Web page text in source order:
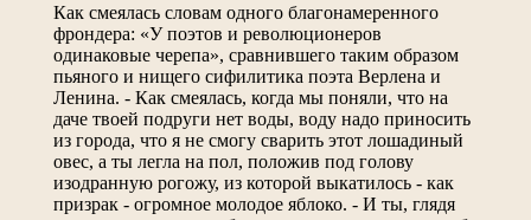
Как смеялась словам одного благонамеренного
фрондера: «У поэтов и революционеров
одинаковые черепа», сравнившего таким образом
пьяного и нищего сифилитика поэта Верлена и
Ленина. - Как смеялась, когда мы поняли, что на
даче твоей подруги нет воды, воду надо приносить
из города, что я не смогу сварить этот лошадиный
овес, а ты легла на пол, положив под голову
изодранную рогожу, из которой выкатилось - как
призрак - огромное молодое яблоко. - И ты, глядя